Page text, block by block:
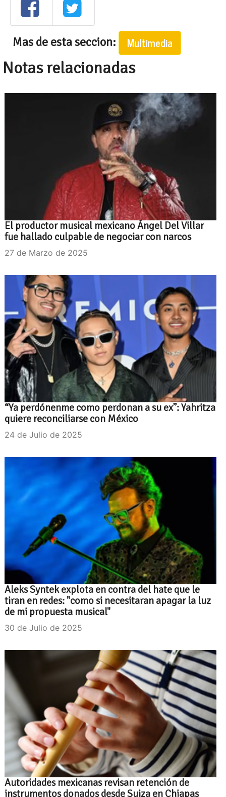
Mas de esta seccion: Multimedia
Notas relacionadas
El productor musical mexicano Ángel Del Villar
fue hallado culpable de negociar con narcos
27 de Marzo de 2025
“Ya perdónenme como perdonan a su ex”: Yahritza
quiere reconciliarse con México
24 de Julio de 2025
Aleks Syntek explota en contra del hate que le
tiran en redes: "como si necesitaran apagar la luz
de mi propuesta musical"
30 de Julio de 2025
Autoridades mexicanas revisan retención de
instrumentos donados desde Suiza en Chiapas